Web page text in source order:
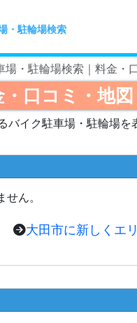
・駐輪場検索
場・駐輪場検索｜料金・
口コミ・地図
バイク駐車場・駐輪場を
ん。
大田市に新しくエ